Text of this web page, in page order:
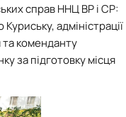
справ ННЦ ВР і СР:
адміністрації
та коменданту
за підготовку місця